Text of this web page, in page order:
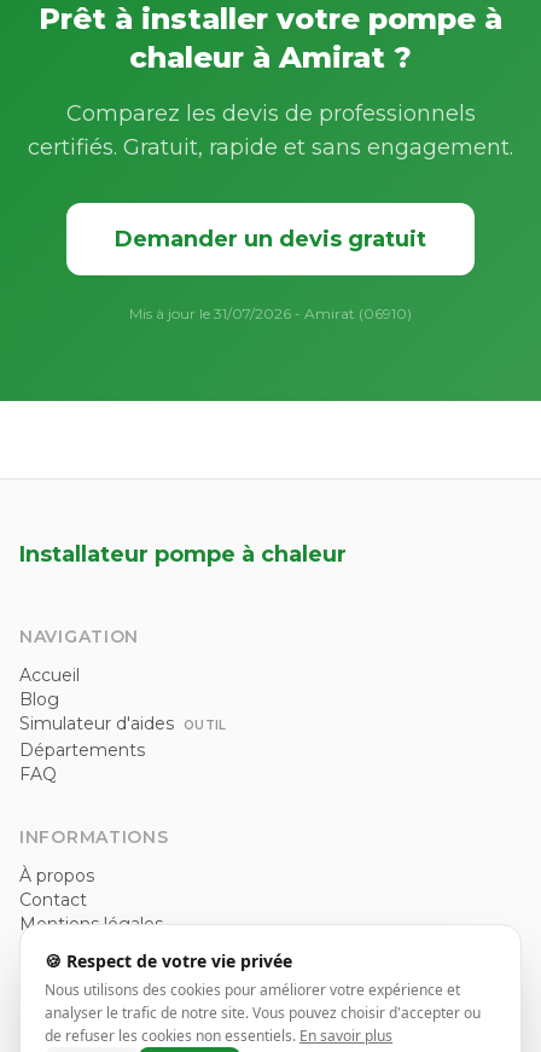
Prêt à installer votre pompe à
chaleur à Amirat ?
Comparez les devis de professionnels
certifiés. Gratuit, rapide et sans engagement.
Demander un devis gratuit
Mis à jour le 31/07/2026 - Amirat (06910)
Installateur pompe à chaleur
NAVIGATION
Accueil
Blog
Simulateur d'aides
OUTIL
Départements
FAQ
INFORMATIONS
À propos
Contact
Mentions légales
CGU🍪 Respect de votre vie privée
Nous utilisons des cookies pour améliorer votre expérience et
analyser le trafic de notre site. Vous pouvez choisir d'accepter ou
de refuser les cookies non essentiels. En savoir plus